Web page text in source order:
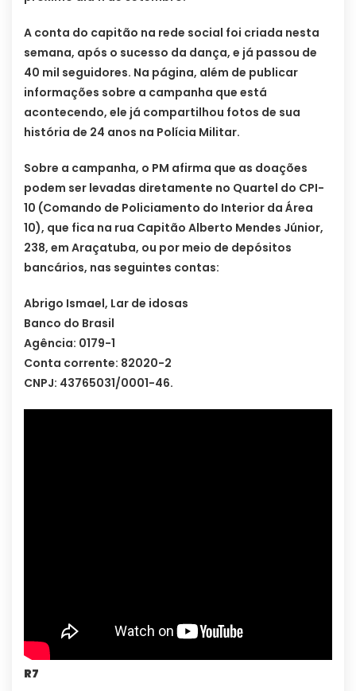
A conta do capitão na rede social foi criada nesta
semana, após o sucesso da dança, e já passou de
40 mil seguidores. Na página, além de publicar
informações sobre a campanha que está
acontecendo, ele já compartilhou fotos de sua
história de 24 anos na Polícia Militar.
Sobre a campanha, o PM afirma que as doações
podem ser levadas diretamente no Quartel do CPI-
10 (Comando de Policiamento do Interior da Área
10), que fica na rua Capitão Alberto Mendes Júnior,
238, em Araçatuba, ou por meio de depósitos
bancários, nas seguintes contas:
Abrigo Ismael, Lar de idosas
Banco do Brasil
Agência: 0179-1
Conta corrente: 82020-2
CNPJ: 43765031/0001-46.
R7